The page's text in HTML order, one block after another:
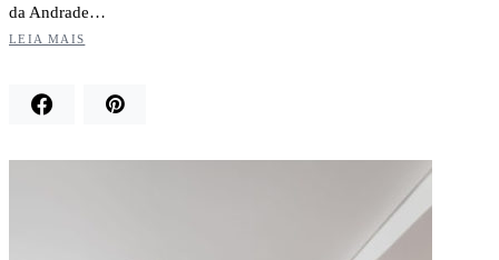
da Andrade…
LEIA MAIS